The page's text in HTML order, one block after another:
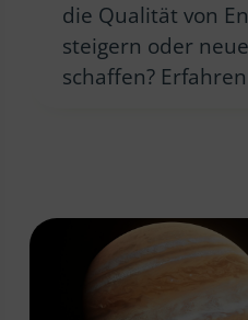
die Qualität von
steigern oder
schaffen?